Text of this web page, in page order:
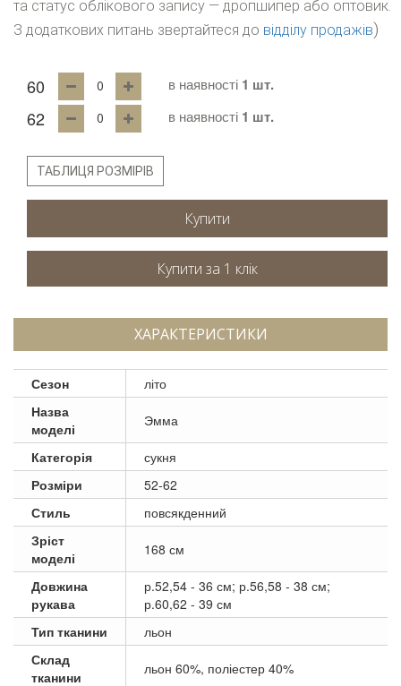
та статус облікового запису — дропшипер або оптовик.
З додаткових питань звертайтеся до відділу продажів)
60 в наявності 1 шт.
62 в наявності 1 шт.
ТАБЛИЦЯ РОЗМІРІВ
Купити
ХАРАКТЕРИСТИКИ
Сезон
літо
Назва
моделі
Эмма
Категорія
сукня
Розміри
52-62
Стиль
повсякденний
Зріст
моделі
168 см
Довжина
рукава
р.52,54 - 36 см; р.56,58 - 38 см;
р.60,62 - 39 см
Тип тканини
льон
Склад
тканини
льон 60%, поліестер 40%